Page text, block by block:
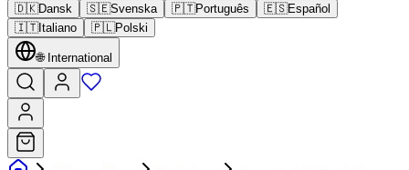
🇩🇰Dansk 🇸🇪Svenska 🇵🇹Português 🇪🇸Español
🇮🇹Italiano 🇵🇱Polski
🌐 International